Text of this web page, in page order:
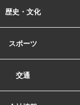
歴史・文化
スポーツ
交通